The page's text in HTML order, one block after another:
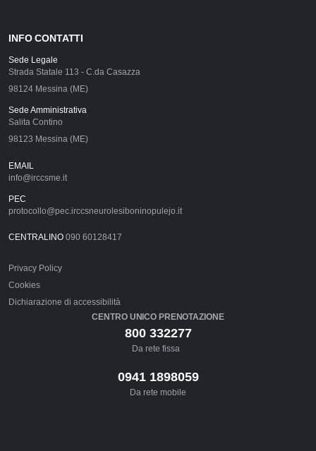
INFO CONTATTI
Sede Legale
Strada Statale 113 - C.da Casazza
98124 Messina (ME)
Sede Amministrativa
Salita Contino
98123 Messina (ME)
EMAIL
info@irccsme.it
PEC
protocollo@pec.irccsneurolesiboninopulejo.it
CENTRALINO 090 60128417
Privacy Policy
Cookies
Dichiarazione di accessibilità
CENTRO UNICO PRENOTAZIONE
800 332277
Da rete fissa
0941 1898059
Da rete mobile